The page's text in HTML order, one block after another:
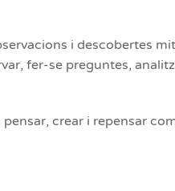
i descobertes
fer-se preguntes,
crear i repensar